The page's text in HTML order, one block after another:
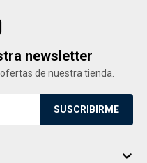
newsletter
de nuestra tienda.
SUSCRIBIRME